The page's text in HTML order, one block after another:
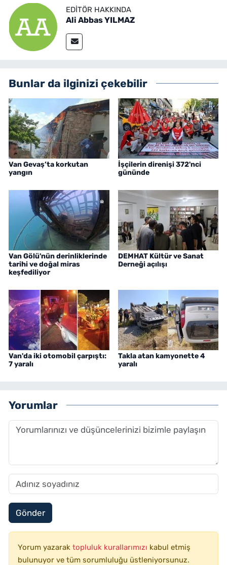
EDITÖR HAKKINDA
Ali Abbas YILMAZ
Bunlar da ilginizi çekebilir
Van Gevaş’ta korkutan
yangın
İşçilerin direnişi 372'nci
gününde
Van Gölü'nün derinliklerinde
tarihi ve doğal miras
keşfediliyor
DEMHAT Kültür ve Sanat
Derneği açılışı
Van'da iki otomobil çarpıştı:
7 yaralı
Takla atan kamyonette 4
yaralı
Yorumlar
Gönder
Yorum yazarak topluluk kurallarımızı kabul etmiş
bulunuyor ve tüm sorumluluğu üstleniyorsunuz.